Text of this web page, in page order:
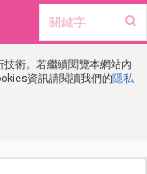
術。若繼續閱覽本網站內
資訊請閱讀我們的隱私